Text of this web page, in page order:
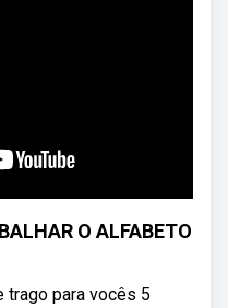
O ALFABETO
trago para vocês 5